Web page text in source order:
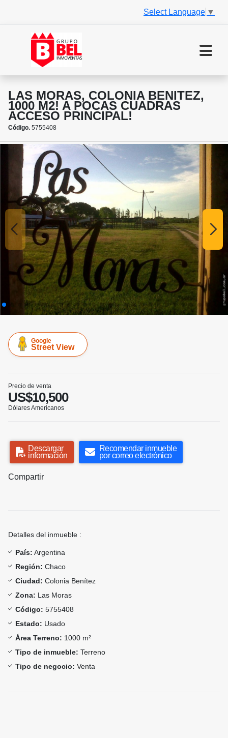
Select Language ▼
LAS MORAS, COLONIA BENITEZ,
1000 M2! A POCAS CUADRAS
ACCESO PRINCIPAL!
Código. 5755408
Google
Street View
Precio de venta
US$10,500
Dólares Americanos
Descargar
información
Recomendar inmueble
por correo electrónico
Compartir
Detalles del inmueble :
País: Argentina
Región: Chaco
Ciudad: Colonia Benítez
Zona: Las Moras
Código: 5755408
Estado: Usado
Área Terreno: 1000 m²
Tipo de inmueble: Terreno
Tipo de negocio: Venta